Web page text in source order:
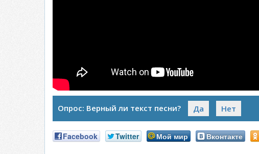
Опрос: Верный ли текст песни? Да Нет
Facebook Twitter Мой мир Вконтакте